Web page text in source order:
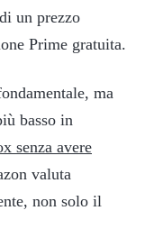
un prezzo
Prime gratuita.
ma
basso in
senza avere
valuta
non solo il